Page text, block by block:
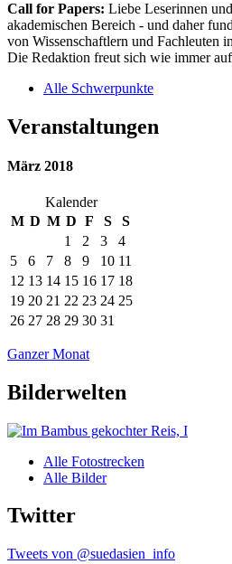
Call for Papers: Liebe Leserinnen
akademischen Bereich - und daher
von Wissenschaftlern und Fachleuten
Die Redaktion freut sich wie immer
Alle Schwerpunkte
Veranstaltungen
März 2018
Kalender
M D M D F S
S
1
2 3
4
5
6 7 8 9 10 11
12 13 14 15 16 17 18
19 20 21 22 23 24 25
26 27 28 29 30 31
Ganzer Monat
Bilderwelten
Alle Fotostrecken
Alle Bilder
Twitter
Tweets von @suedasien_info